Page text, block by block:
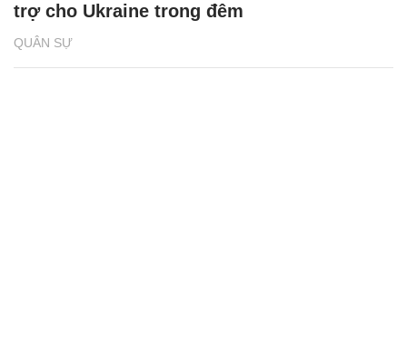
QUÂN SỰ
trợ cho Ukraine trong đêm